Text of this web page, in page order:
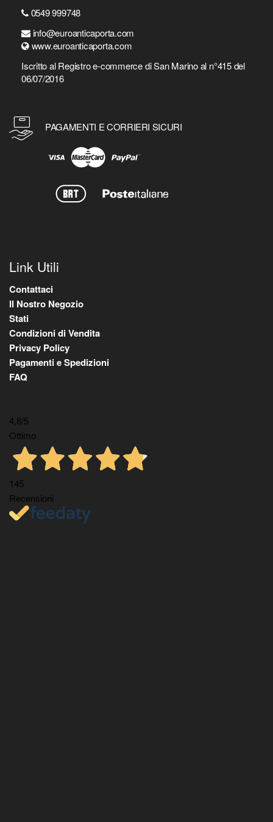
0549 999748
info@euroanticaporta.com
www.euroanticaporta.com
Iscritto al Registro e-commerce di San Marino al n°415 del
06/07/2016
PAGAMENTI E CORRIERI SICURI
Link Utili
Contattaci
Il Nostro Negozio
Stati
Condizioni di Vendita
Privacy Policy
Pagamenti e Spedizioni
FAQ
4,8/5
Ottimo
145
Recensioni